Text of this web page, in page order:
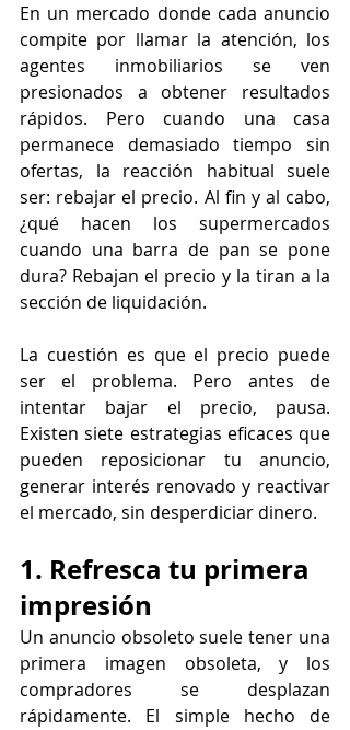
En un mercado donde cada anuncio
compite por llamar la atención, los
agentes inmobiliarios se ven
presionados a obtener resultados
rápidos. Pero cuando una casa
permanece demasiado tiempo sin
ofertas, la reacción habitual suele
ser: rebajar el precio. Al fin y al cabo,
¿qué hacen los supermercados
cuando una barra de pan se pone
dura? Rebajan el precio y la tiran a la
sección de liquidación.
La cuestión es que el precio puede
ser el problema. Pero antes de
intentar bajar el precio, pausa.
Existen siete estrategias eficaces que
pueden reposicionar tu anuncio,
generar interés renovado y reactivar
el mercado, sin desperdiciar dinero.
1. Refresca tu primera
impresión
Un anuncio obsoleto suele tener una
primera imagen obsoleta, y los
compradores se desplazan
rápidamente. El simple hecho de